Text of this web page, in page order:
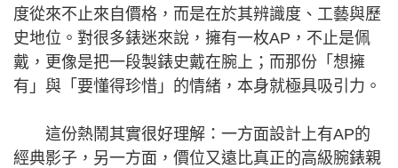
度從來不止來自價格，而是在於其辨識度、工藝與歷
史地位。對很多錶迷來說，擁有一枚AP，不止是佩
戴，更像是把一段製錶史戴在腕上；而那份「想擁
有」與「要懂得珍惜」的情緒，本身就極具吸引力。
這份熱鬧其實很好理解：一方面設計上有AP的
經典影子，另一方面，價位又遠比真正的高級腕錶親